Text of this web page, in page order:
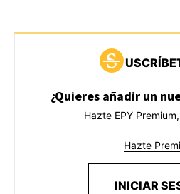
¿Quieres añadir un
Hazte EPY
Hazte
INICIAR